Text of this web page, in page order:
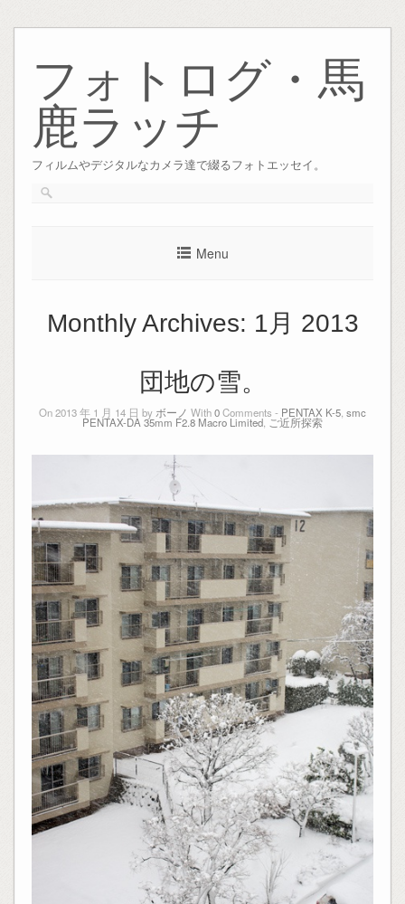
content
フォトログ・馬
鹿ラッチ
フィルムやデジタルなカメラ達で綴るフォトエッセイ。
Menu
Monthly Archives: 1月 2013
団地の雪。
On 2013 年 1 月 14 日 by ボーノ With0Comments - PENTAX K-5 smc
PENTAX-DA 35mm F2.8 Macro Limited ご近所探索